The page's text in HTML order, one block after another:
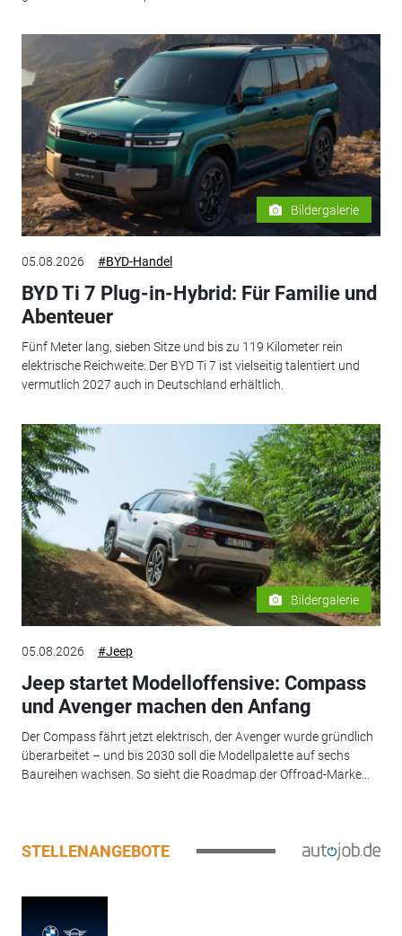
Bildergalerie
05.08.2026 #BYD-Handel
BYD Ti 7 Plug-in-Hybrid: Für Familie und
Abenteuer
Fünf Meter lang, sieben Sitze und bis zu 119 Kilometer rein
elektrische Reichweite: Der BYD Ti 7 ist vielseitig talentiert und
vermutlich 2027 auch in Deutschland erhältlich.
Bildergalerie
05.08.2026 #Jeep
Jeep startet Modelloffensive: Compass
und Avenger machen den Anfang
Der Compass fährt jetzt elektrisch, der Avenger wurde gründlich
überarbeitet – und bis 2030 soll die Modellpalette auf sechs
Baureihen wachsen. So sieht die Roadmap der Offroad-Marke...
STELLENANGEBOTE